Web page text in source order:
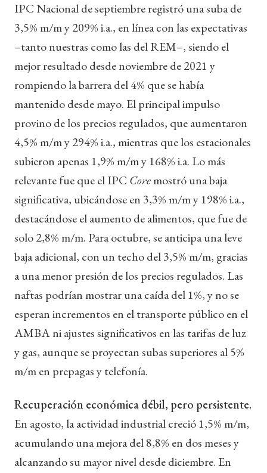
IPC Nacional de septiembre registró una suba de
3,5% m/m y 209% i.a., en línea con las expectativas
–tanto nuestras como las del REM–, siendo el
mejor resultado desde noviembre de 2021 y
rompiendo la barrera del 4% que se había
mantenido desde mayo. El principal impulso
provino de los precios regulados, que aumentaron
4,5% m/m y 294% i.a., mientras que los estacionales
subieron apenas 1,9% m/m y 168% i.a. Lo más
relevante fue que el IPC Coremostró una baja
significativa, ubicándose en 3,3% m/m y 198% i.a.,
destacándose el aumento de alimentos, que fue de
solo 2,8% m/m. Para octubre, se anticipa una leve
baja adicional, con un techo del 3,5% m/m, gracias
a una menor presión de los precios regulados. Las
naftas podrían mostrar una caída del 1%, y no se
esperan incrementos en el transporte público en el
AMBA ni ajustes significativos en las tarifas de luz
y gas, aunque se proyectan subas superiores al 5%
m/m en prepagas y telefonía.
Recuperación económica débil, pero persistente.
En agosto, la actividad industrial creció 1,5% m/m,
acumulando una mejora del 8,8% en dos meses y
alcanzando su mayor nivel desde diciembre. En